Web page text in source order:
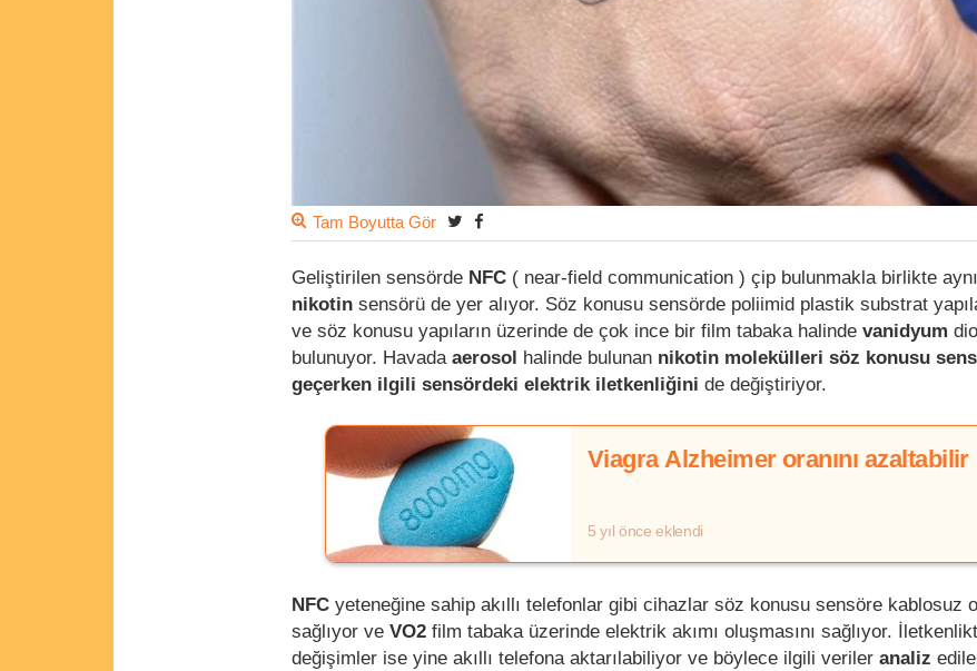
Tam Boyutta Gör
Geliştirilen sensörde NFC ( near-field communication ) çip bulunmakla birlikte
nikotin sensörü de yer alıyor. Söz konusu sensörde poliimid plastik substrat
ve söz konusu yapıların üzerinde de çok ince bir film tabaka halinde vanidyum
bulunuyor. Havada aerosol halinde bulunan nikotin molekülleri söz konusu
geçerken ilgili sensördeki elektrik iletkenliğini de değiştiriyor.
Viagra Alzheimer oranını azaltabilir
5 yıl önce eklendi
NFC yeteneğine sahip akıllı telefonlar gibi cihazlar söz konusu sensöre kablosuz
sağlıyor ve VO2 film tabaka üzerinde elektrik akımı oluşmasını sağlıyor.
değişimler ise yine akıllı telefona aktarılabiliyor ve böylece ilgili veriler analiz